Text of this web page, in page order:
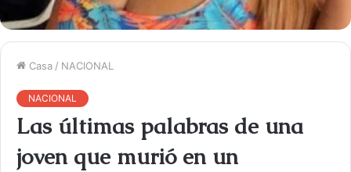
Casa / NACIONAL
NACIONAL
Las últimas palabras de una
joven que murió en un